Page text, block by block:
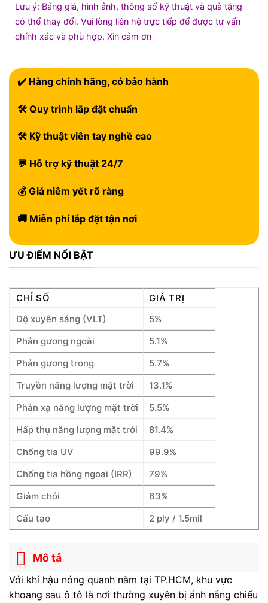
Lưu ý: Bảng giá, hình ảnh, thông số kỹ thuật và quà tặng
có thể thay đổi. Vui lòng liên hệ trực tiếp để được tư vấn
chính xác và phù hợp. Xin cảm ơn
✔️ Hàng chính hãng, có bảo hành
🛠 Quy trình lắp đặt chuẩn
🛠 Kỹ thuật viên tay nghề cao
💬 Hỗ trợ kỹ thuật 24/7
💰 Giá niêm yết rõ ràng
🚚 Miễn phí lắp đặt tận nơi
ƯU ĐIỂM NỔI BẬT
CHỈ SỐ
GIÁ TRỊ
Độ xuyên sáng (VLT)
5%
Phản gương ngoài
5.1%
Phản gương trong
5.7%
Truyền năng lượng mặt trời
13.1%
Phản xạ năng lượng mặt trời
5.5%
Hấp thụ năng lượng mặt trời
81.4%
Chống tia UV
99.9%
Chống tia hồng ngoại (IRR)
79%
Giảm chói
63%
Cấu tạo
2 ply / 1.5mil
Mô tả
Với khí hậu nóng quanh năm tại TP.HCM, khu vực
khoang sau ô tô là nơi thường xuyên bị ánh nắng chiếu